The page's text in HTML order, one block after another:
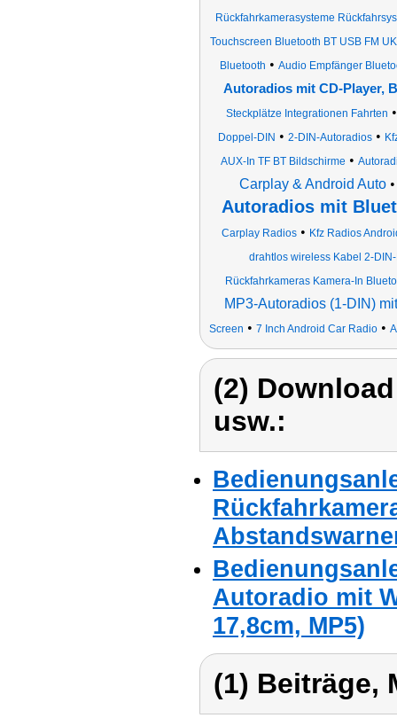
Rückfahrkamerasysteme
Touchscreen Bluetooth BT USB FM
Bluetooth • Audio Empfänger
Autoradios mit CD-Player,
Steckplätze Integrationen Fahrten
Doppel-DIN • 2-DIN-Autoradios•
AUX-In TF BT Bildschirme •
Carplay & Android Auto
Autoradios mit
Carplay Radios• Kfz Radios
drahtlos wireless Kabel 2-
Rückfahrkameras Kamera-In
MP3-Autoradios (1-DIN)
Screen • 7 Inch Android Car Radio •
(2)
usw.:
Autoradio mit
17,8cm, MP5)
(1) Beiträge,